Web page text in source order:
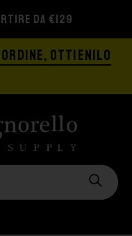
DA €129
OTTIENILO